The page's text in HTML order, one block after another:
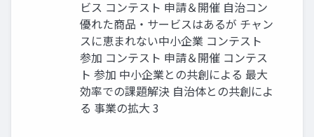
ビス コンテスト 申請＆開催 自治コン
優れた商品・サービスはあるが チャン
スに恵まれない中小企業 コンテスト
参加 コンテスト 申請＆開催 コンテス
ト 参加 中小企業との共創による 最大
効率での課題解決 自治体との共創によ
る 事業の拡大 3